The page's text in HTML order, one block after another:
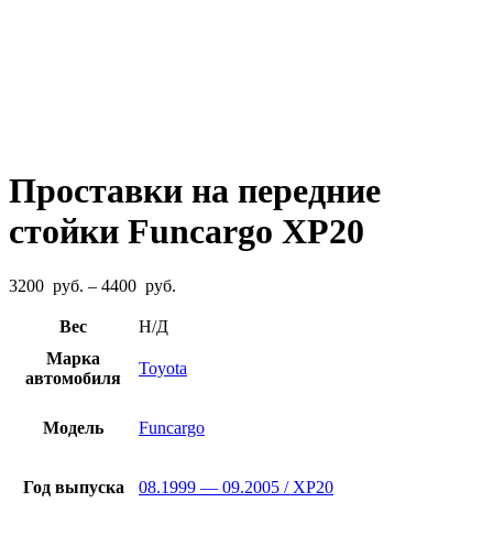
Проставки на передние
стойки Funcargo XP20
3200 руб. – 4400 руб.
–
Вес
Н/Д
Марка
автомобиля
Toyota
Модель Funcargo
Год выпуска 08.1999 — 09.2005 / XP20